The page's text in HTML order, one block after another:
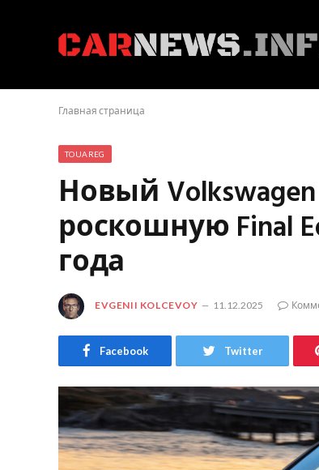
Главная страница
TOUAREG
Новый
роскошную Final
года
EVGENII KOLCEVOY 11.12.2025
Facebook Twitter